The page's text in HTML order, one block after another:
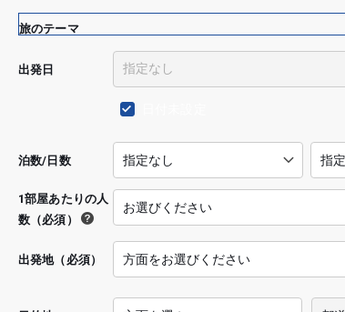
出発地（必須）
出発日
泊数/日数
1部屋あたりの人
数（必須）
旅のテーマ